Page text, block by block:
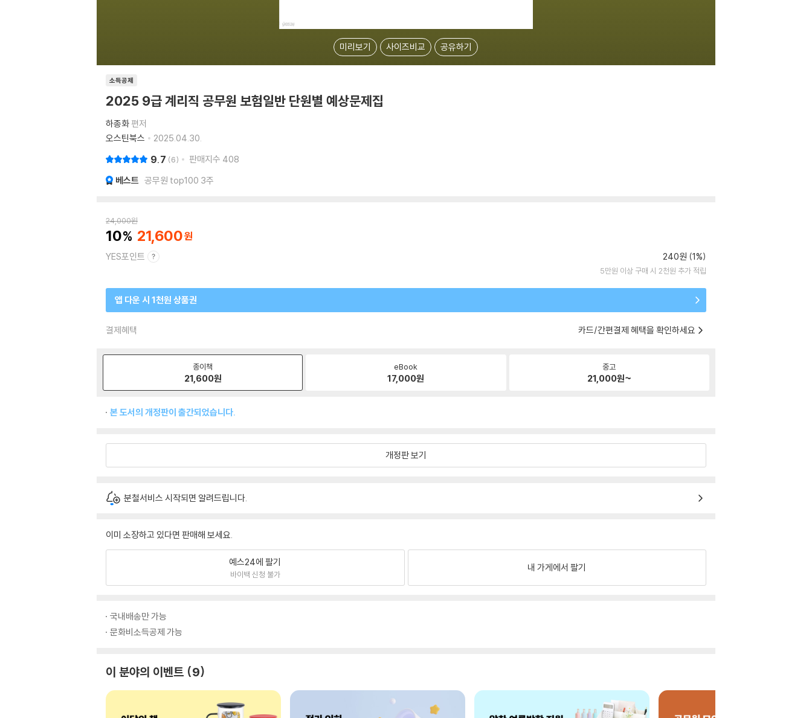
미리보기 사이즈비교 공유하기
소득공제
2025 9급 계리직 공무원 보험일반 단원별 예상문제집
하종화편저
오스틴북스
2025.04.30.
9.7 6 판매지수 408
베스트 공무원 top100 3주
24,000원
10 21,600
YES포인트 240원 (1%)
5만원 이상 구매 시 2천원 추가 적립
앱 다운 시 1천원 상품권
결제혜택 카드/간편결제 혜택을 확인하세요
종이책
21,600원
eBook
17,000원
중고
21,000원~
본 도서의 개정판이 출간되었습니다.
개정판 보기
분철서비스 시작되면 알려드립니다.
이미 소장하고 있다면 판매해 보세요.
예스24에 팔기
바이백 신청 불가
내 가게에서 팔기
국내배송만 가능
문화비소득공제 가능
이 분야의 이벤트 9